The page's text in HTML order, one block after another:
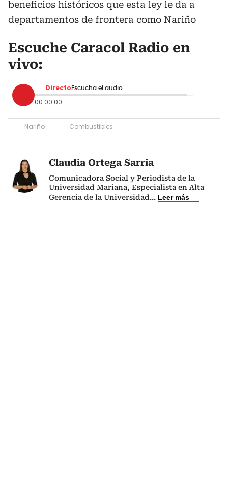
beneficios históricos que esta ley le da a
departamentos de frontera como Nariño
Escuche Caracol Radio en
vivo:
Directo Escucha el audio
00:00:00
Nariño Combustibles
Claudia Ortega Sarria
Comunicadora Social y Periodista de la
Universidad Mariana, Especialista en Alta
Gerencia de la Universidad... Leer más